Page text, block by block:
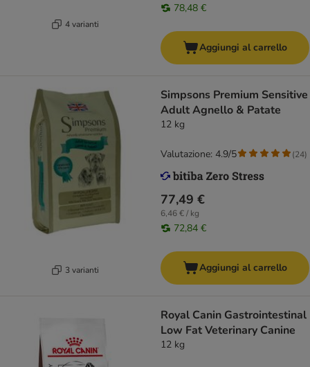
4 varianti
78,48 €
Aggiungi al carrello
3 varianti
Simpsons Premium Sensitive
Adult Agnello & Patate
12 kg
77,49 €
6,46 € / kg
72,84 €
Valutazione: 4.9/5 (24)
Aggiungi al carrello
Royal Canin Gastrointestinal
Low Fat Veterinary Canine
12 kg